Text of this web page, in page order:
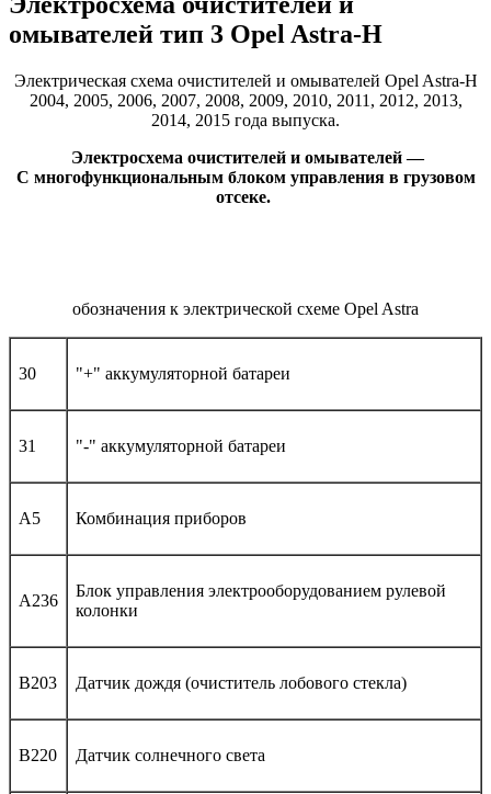
омывателей тип 3 Opel Astra-H
Электрическая схема очистителей и омывателей Opel Astra-H
2004, 2005, 2006, 2007, 2008, 2009, 2010, 2011, 2012, 2013,
2014, 2015 года выпуска.
Электросхема очистителей и омывателей —
С многофункциональным блоком управления в грузовом
отсеке.
обозначения к электрической схеме Opel Astra
30 "+" аккумуляторной батареи
31 "-" аккумуляторной батареи
A5 Комбинация приборов
A236
Блок управления электрооборудованием рулевой
колонки
B203 Датчик дождя (очиститель лобового стекла)
B220 Датчик солнечного света